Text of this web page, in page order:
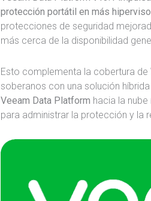
protección portátil en más
protecciones de seguridad
más cerca de la disponibilidad
Esto complementa la cobertura
soberanos con una solución
Veeam Data Platform hacia la
para administrar la protección y la